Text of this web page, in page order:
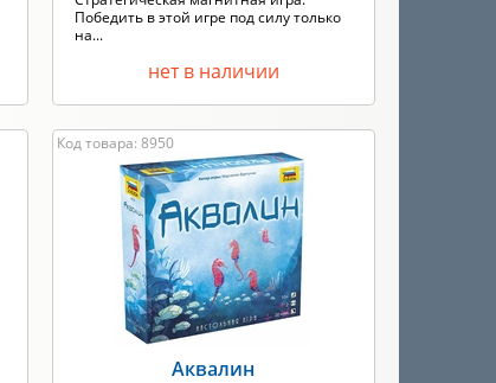
Победить в этой игре под силу только
на...
нет в наличии
Код товара: 8950
Аквалин